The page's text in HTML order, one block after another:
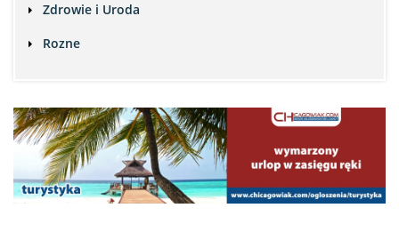
Zdrowie i Uroda
Rozne